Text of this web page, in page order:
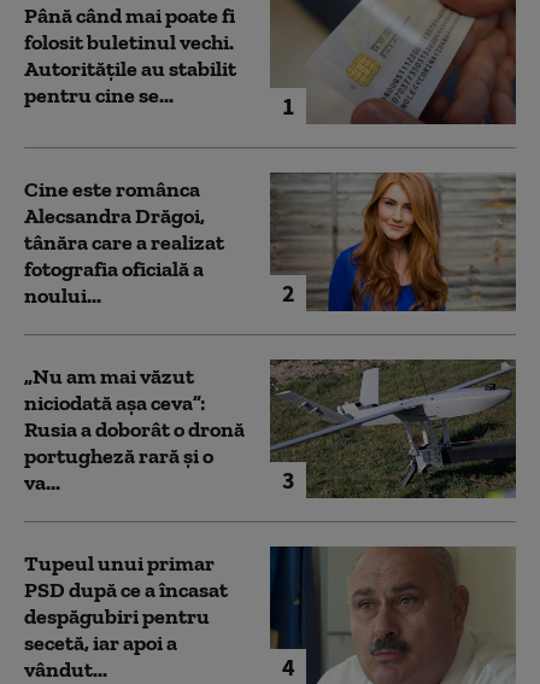
1
Până când mai poate fi
folosit buletinul vechi.
Autoritățile au stabilit
pentru cine se...
2
Cine este românca
Alecsandra Drăgoi,
tânăra care a realizat
fotografia oficială a
noului...
3
„Nu am mai văzut
niciodată așa ceva”:
Rusia a doborât o dronă
portugheză rară și o
va...
4
Tupeul unui primar
PSD după ce a încasat
despăgubiri pentru
secetă, iar apoi a
vândut...